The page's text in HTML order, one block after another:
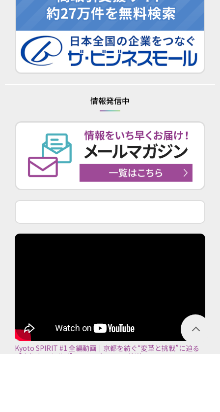
情報発信中
Kyoto SPIRIT #1 全編動画｜京都を紡ぐ“変革と挑戦”に迫る
【京都商工会議所】＜2026年7月5日放送＞